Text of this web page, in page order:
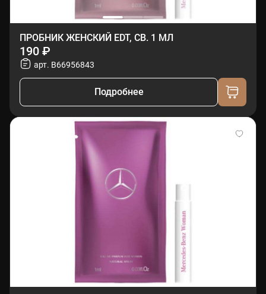
ПРОБНИК ЖЕНСКИЙ EDT, СВ. 1 МЛ
190 ₽
арт. B66956843
Подробнее